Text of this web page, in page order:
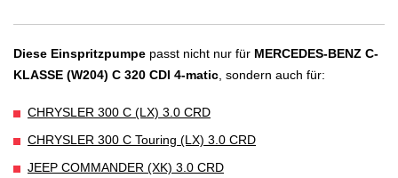
Diese Einspritzpumpe passt nicht nur für MERCEDES-BENZ C-
KLASSE (W204) C 320 CDI 4-matic, sondern auch für:
CHRYSLER 300 C (LX) 3.0 CRD
CHRYSLER 300 C Touring (LX) 3.0 CRD
JEEP COMMANDER (XK) 3.0 CRD